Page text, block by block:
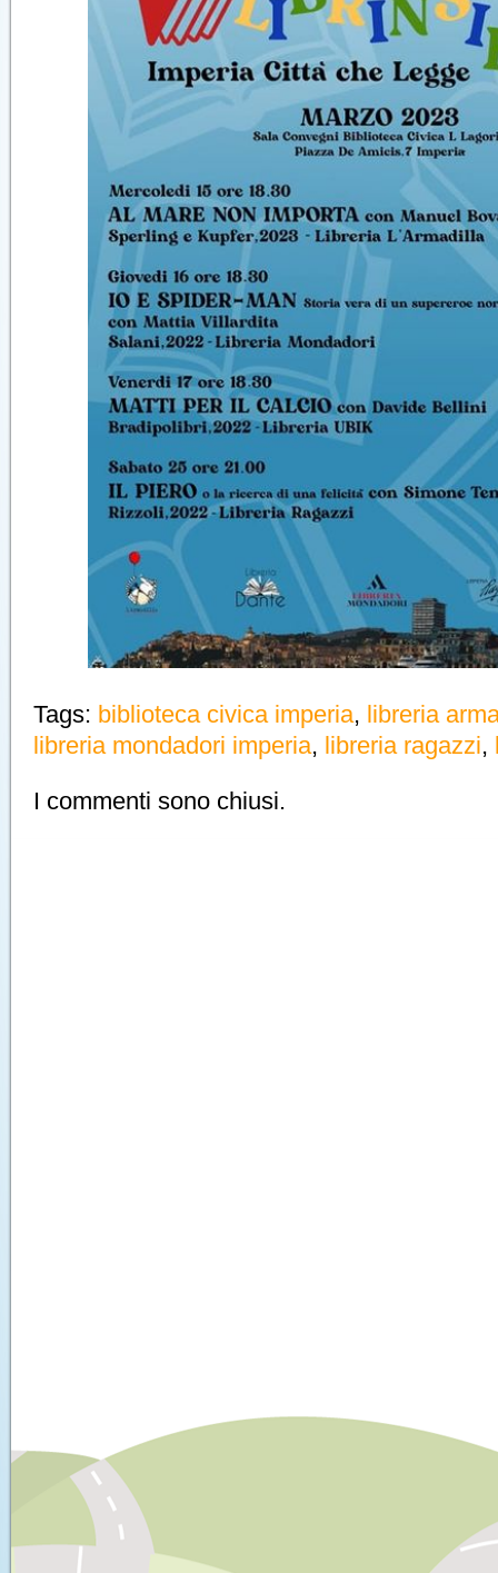
Tags: biblioteca civica imperia, libreria
libreria mondadori imperia, libreria ragazzi,
I commenti sono chiusi.